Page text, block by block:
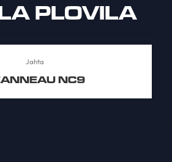
PLOVILA
Jahta
NC9